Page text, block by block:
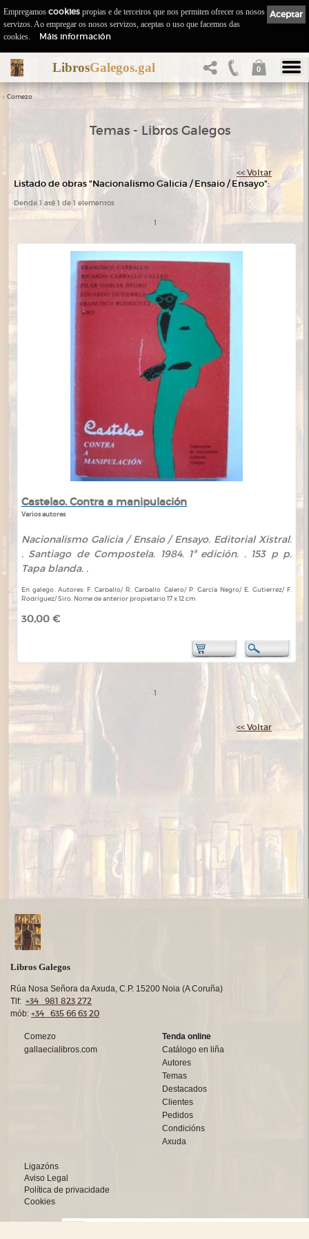
LibrosGalegos.gal 0
:: Comezo
Temas - Libros Galegos
<< Voltar
Listado de obras "Nacionalismo Galicia / Ensaio / Ensayo":
Dende 1 até 1 de 1 elementos
1
Castelao. Contra a manipulación
Varios autores
Nacionalismo Galicia / Ensaio / Ensayo. Editorial Xistral.
. Santiago de Compostela. 1984. 1ª edición. . 153 p p.
Tapa blanda. .
En galego. Autores: F. Carballo/ R. Carballo Calero/ P. García Negro/ E. Gutierrez/ F.
Rodríguez/ Siro. Nome de anterior propietario 17 x 12 cm
30,00 €
1
<< Voltar
Libros Galegos
Rúa Nosa Señora da Axuda, C.P. 15200 Noia (A Coruña)
Tlf: +34 981 823 272
mób: +34 635 66 63 20
Comezo
gallaecialibros.com
Tenda online
Catálogo en liña
Autores
Temas
Destacados
Clientes
Pedidos
Condicións
Axuda
Ligazóns
Aviso Legal
Política de privacidade
Cookies
Aceptar
Empregamos cookies propias e de terceiros que nos permiten ofrecer os nosos
servizos. Ao empregar os nosos servizos, aceptas o uso que facemos das
cookies.
Máis información